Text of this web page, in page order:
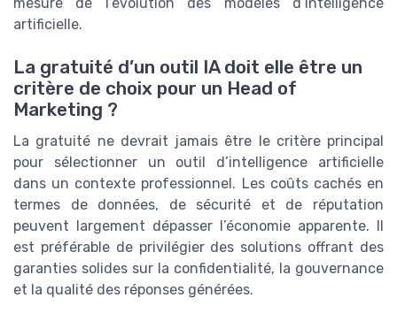
artificielle.
La gratuité d’un outil IA doit elle être un
critère de choix pour un Head of
Marketing ?
La gratuité ne devrait jamais être le critère principal
pour sélectionner un outil d’intelligence artificielle
dans un contexte professionnel. Les coûts cachés en
termes de données, de sécurité et de réputation
peuvent largement dépasser l’économie apparente. Il
est préférable de privilégier des solutions offrant des
garanties solides sur la confidentialité, la gouvernance
et la qualité des réponses générées.